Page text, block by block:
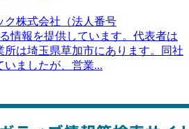
ク株式会社（法人番号
情報を提供しています。代表者は
所は埼玉県草加市にあります。同社
いましたが、営業...